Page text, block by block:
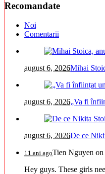
Recomandate
Noi
Comentarii
august 6, 2026Mihai
august 6, 2026„Va fi
august 6, 2026De ce
11 ani agoTien Nguyen on
Hey guys. These girls